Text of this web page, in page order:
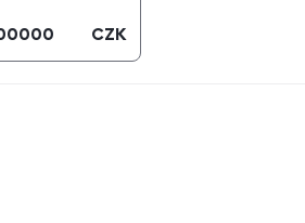
(
CZK